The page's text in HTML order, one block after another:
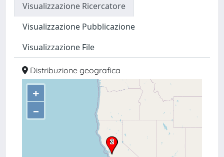
Visualizzazione Ricercatore
Visualizzazione Pubblicazione
Visualizzazione File
Distribuzione geografica
+
–